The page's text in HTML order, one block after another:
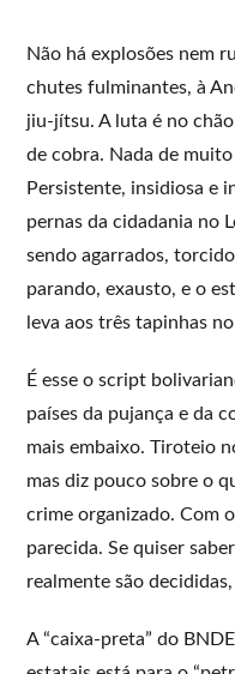
Não há explosões nem
chutes fulminantes, à
jiu-jítsu. A luta é no
de cobra. Nada de
Persistente, insidiosa e
pernas da cidadania no
sendo agarrados,
parando, exausto, e o
leva aos três tapinhas
É esse o script
países da pujança e da
mais embaixo. Tiroteio
mas diz pouco sobre o
crime organizado. Com
parecida. Se quiser
realmente são
A “caixa-preta” do